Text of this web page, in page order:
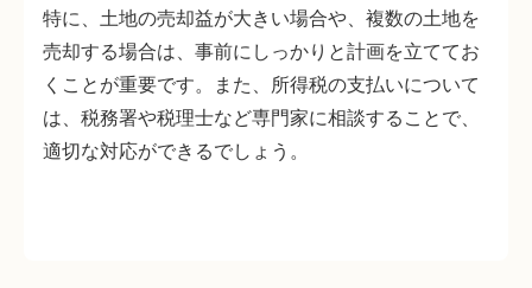
特に、土地の売却益が大きい場合や、複数の土地を
売却する場合は、事前にしっかりと計画を立ててお
くことが重要です。また、所得税の支払いについて
は、税務署や税理士など専門家に相談することで、
適切な対応ができるでしょう。